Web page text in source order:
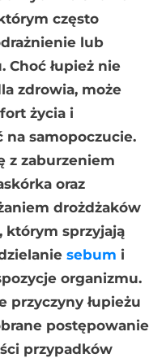
często
lub
Choć łupież nie
zdrowia, może
życia i
na samopoczucie.
z zaburzeniem
oraz
drożdżaków
którym sprzyjają
sebum i
organizmu.
przyczyny łupieżu
postępowanie
przypadków